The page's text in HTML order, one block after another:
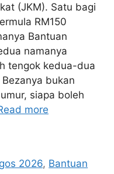
(JKM). Satu bagi
RM150
Bantuan
namanya
tengok kedua-dua
bukan
siapa boleh
more
2026, Bantuan